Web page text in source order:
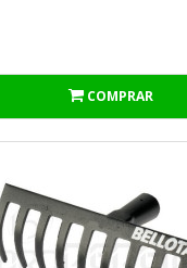
COMPRAR